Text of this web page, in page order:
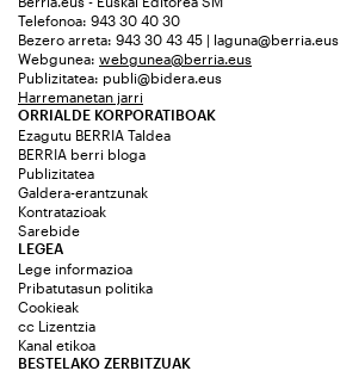
Telefonoa: 943 30 40 30
Bezero arreta: 943 30 43 45 | laguna@berria.eus
Webgunea: webgunea@berria.eus
Publizitatea: publi@bidera.eus
Harremanetan jarri
ORRIALDE KORPORATIBOAK
Ezagutu BERRIA Taldea
BERRIA berri bloga
Publizitatea
Galdera-erantzunak
Kontratazioak
Sarebide
LEGEA
Lege informazioa
Pribatutasun politika
Cookieak
cc Lizentzia
Kanal etikoa
BESTELAKO ZERBITZUAK